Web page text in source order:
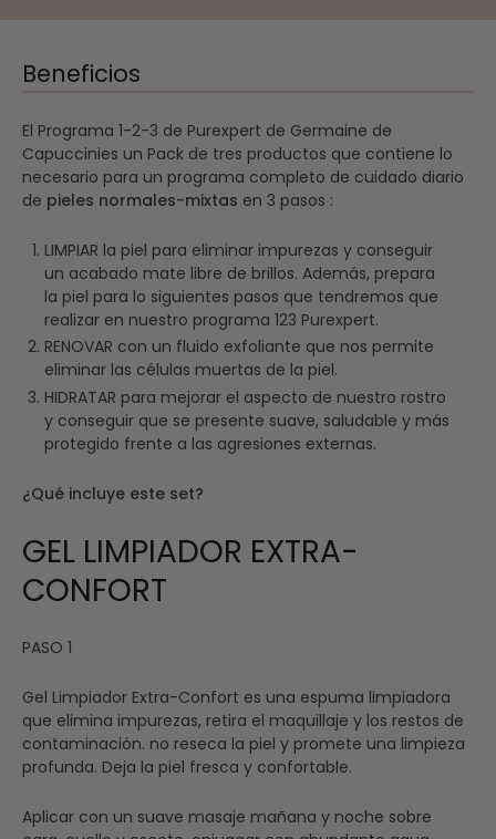
Beneficios
El Programa 1-2-3 de Purexpert de Germaine de
Capuccinies un Pack de tres productos que contiene lo
necesario para un programa completo de cuidado diario
de pieles normales-mixtas en 3 pasos :
LIMPIAR la piel para eliminar impurezas y conseguir
un acabado mate libre de brillos. Además, prepara
la piel para lo siguientes pasos que tendremos que
realizar en nuestro programa 123 Purexpert.
RENOVAR con un fluido exfoliante que nos permite
eliminar las células muertas de la piel.
HIDRATAR para mejorar el aspecto de nuestro rostro
y conseguir que se presente suave, saludable y más
protegido frente a las agresiones externas.
¿Qué incluye este set?
GEL LIMPIADOR EXTRA-
CONFORT
PASO 1
Gel Limpiador Extra-Confort es una espuma limpiadora
que elimina impurezas, retira el maquillaje y los restos de
contaminación. no reseca la piel y promete una limpieza
profunda. Deja la piel fresca y confortable.
Aplicar con un suave masaje mañana y noche sobre